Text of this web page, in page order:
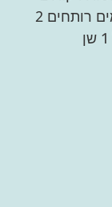
כפות קמח 1.5 ליטר מים רותחים 2